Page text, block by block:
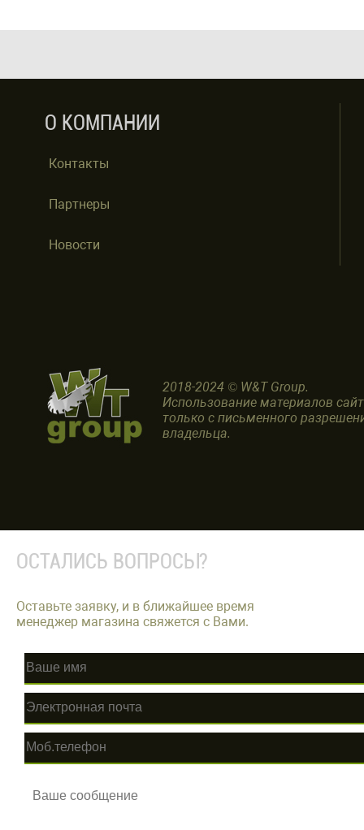
О КОМПАНИИ
Контакты
Партнеры
Новости
2018-2024 © W&T Group.
Использование материалов
только с письменного
владельца.
ОСТАЛИСЬ ВОПРОСЫ?
Оставьте заявку, и в ближайшее время
менеджер магазина свяжется с Вами.